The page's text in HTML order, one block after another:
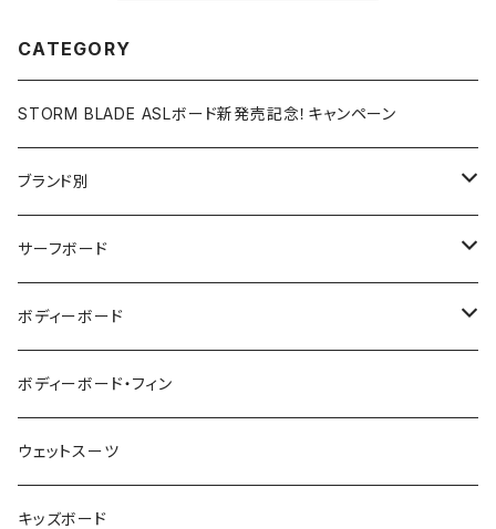
CATEGORY
STORM BLADE ASLボード新発売記念！キャンペーン
ブランド別
V-BODY BOARDS
ZEBEC
pride.m
FLOCO
Mermaid & Guys
サーフボード
サーフボード
フィン
サーフボードアクセサリー
ボディーボード
ボディーボード
BBフィン
BBアクセサリー
ボディーボード・フィン
ウェットスーツ
キッズボード